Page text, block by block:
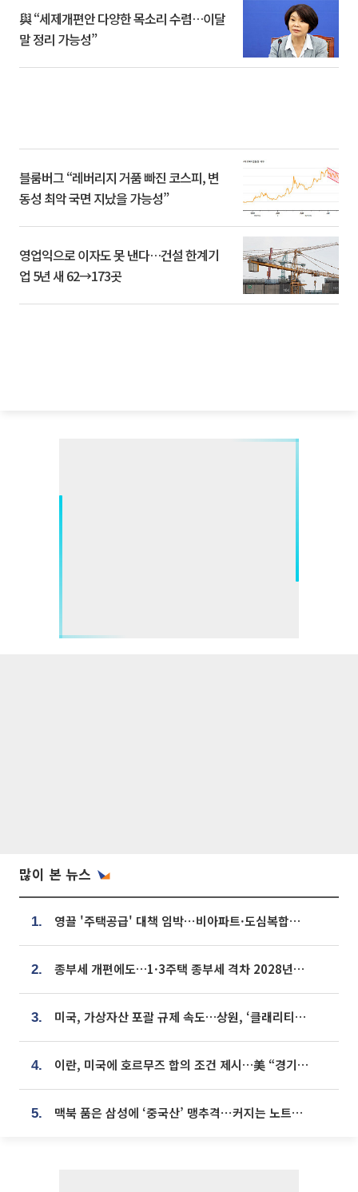
與 “세제개편안 다양한 목소리 수렴…이달
말 정리 가능성”
블룸버그 “레버리지 거품 빠진 코스피, 변
동성 최악 국면 지났을 가능성”
영업익으로 이자도 못 낸다…건설 한계기
업 5년 새 62→173곳
많이 본 뉴스
1. 영끌 '주택공급' 대책 임박⋯비아파트·도심복합까지 총동원
2. 종부세 개편에도…1·3주택 종부세 격차 2028년부터 확대
3. 미국, 가상자산 포괄 규제 속도…상원, ‘클래리티법’ 9월 절차투표 추진
4. 이란, 미국에 호르무즈 합의 조건 제시…美 “경기 아직 안 끝나” [종합]
5. 맥북 품은 삼성에 ‘중국산’ 맹추격⋯커지는 노트북 OLED 시장